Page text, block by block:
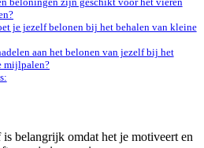
je jezelf belonen bij het behalen van kleine
aan het belonen van jezelf bij het
mijlpalen?
belangrijk omdat het je motiveert en